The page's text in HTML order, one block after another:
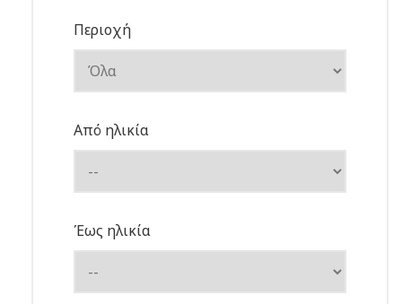
Περιοχή
Από ηλικία
Έως ηλικία